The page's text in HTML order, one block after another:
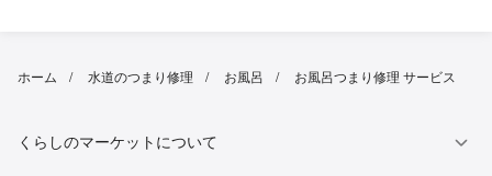
ホーム 水道のつまり修理 お風呂 お風呂つまり修理 サービス
くらしのマーケットについて